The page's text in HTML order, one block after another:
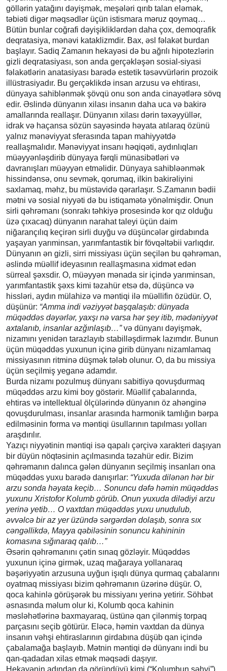
göllərin yatağını dəyişmək, meşələri qırıb talan eləmək,
təbiəti digər məqsədlər üçün istismara məruz qoymaq…
Bütün bunlar coğrafi dəyişikliklərdən daha çox, demoqrafik
deqratasiya, mənəvi kataklizmdir. Bax, əsl fəlakət burdan
başlayır. Sadiq Zamanın hekayəsi də bu ağrılı hipotezlərin
gizli deqratasiyası, son anda gerçəkləşən sosial-siyasi
fəlakətlərin anatasiyası barədə estetik təsəvvürlərin prozoik
illüstrasiyadır. Bu gerçəklikdə insan arzusu və ehtirası,
dünyaya sahiblənmək şövqü onu son anda cinayətlərə sövq
edir. Əslində dünyanın xilası insanın daha uca və bakirə
amallarında reallaşır. Dünyanın xilası dərin təxəyyüllər,
idrak və haçansa sözün sayəsində həyata atılaraq özünü
yalnız mənəviyyat sferasında tapan mahiyyətdə
reallaşmalıdır. Mənəviyyat insanı həqiqəti, aydınlıqları
müəyyənləşdirib dünyaya fərqli münasibətləri və
davranışları müəyyən etməlidir. Dünyaya sahibləənmək
hissindənsə, onu sevmək, qorumaq, ilkin bakirəliyini
saxlamaq, məhz, bu müstəvidə qərarlaşır. S.Zamanın bədii
mətni və sosial niyyəti də bu istiqamətə yönəlmişdir. Onun
sirli qəhrəmanı (sonrakı təhkiyə prosesində kor qız olduğu
üzə çıxacaq) dünyanın narahat taleyi üçün daim
niğarançılıq keçirən sirli duyğu və düşüncələr girdabında
yaşayan yarıminsan, yarımfantastik bir fövqəltəbii varlıqdır.
Dünyanın ən gizli, sirri missiyası üçün seçilən bu qəhrəman,
əslində müəllif ideyasının reallaşmasına xidmət edən
sürreal şəxsdir. O, müəyyən mənada sir içində yarıminsan,
yarımfantastik şəxs kimi təzahür etsə də, düşüncə və
hissləri, aydın mülahizə və məntiqi ilə müəllifin özüdür. O,
düşünür: “Amma indi vəziyyət başqalaşıb: dünyada
müqəddəs dəyərlər, yaxşı nə varsa hər şey itib, mədəniyyət
axtalanıb, insanlar azğınlaşıb…” və dünyanı dəyişmək,
nizamını yenidən tarazlayıb stabilləşdirmək lazımdır. Bunun
üçün müqəddəs yuxunun içinə girib dünyanı nizamlamaq
missiyasının ritminə düşmək tələb olunur. O, da bu missiya
üçün seçilmiş yeganə adamdır.
Burda nizamı pozulmuş dünyanı sabitliyə qovuşdurmaq
müqəddəs arzu kimi boy göstərir. Müəllif çabalarında,
ehtiras və intellektual ölçülərində dünyanın öz ahənginə
qovuşdurulması, insanlar arasında harmonik tamlığın bərpa
edilməsinin forma və məntiqi üsullarının tapılması yolları
araşdırılır.
Yazıçı niyyətinin məntiqi isə qapalı çərçivə xarakteri daşıyan
bir düyün nöqtəsinin açılmasında təzahür edir. Bizim
qəhrəmanın dalınca gələn dünyanın seçilmiş insanları ona
müqəddəs yuxu barədə danışırlar: “Yuxuda dilənən hər bir
arzu sonda həyata keçib… Sonuncu dəfə həmin müqəddəs
yuxunu Xristofor Kolumb görüb. Onun yuxuda dilədiyi arzu
yerinə yetib… O vaxtdan müqəddəs yuxu unudulub,
əvvəlcə bir az yer üzündə sərgərdən dolaşıb, sonra sıx
cəngəllikdə, Mayya qəbiləsinin sonuncu kahininin
komasına sığınaraq qalıb…”
Əsərin qəhrəmanını çətin sınaq gözləyir. Müqəddəs
yuxunun içinə girmək, uzaq mağaraya yollanaraq
bəşəriyyətin arzusuna uyğun işıqlı dünya qurmaq çabalarını
oyatmaq missiyası bizim qəhrəmanın üzərinə düşür. O,
qoca kahinlə görüşərək bu missiyanı yerinə yetirir. Söhbət
əsnasında məlum olur ki, Kolumb qoca kahinin
məsləhətlərinə baxmayaraq, üstünə qan çilənmiş torpaq
parçasını seçib götürür. Eləcə, həmin vaxtdan da dünya
insanın vəhşi ehtiraslarının girdabına düşüb qan içində
çabalamağa başlayıb. Mətnin məntiqi də dünyanı indi bu
qan-qadadan xilas etmək məqsədi daşıyır.